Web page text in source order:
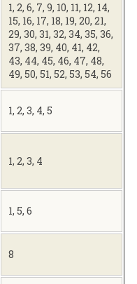
1, 2, 6, 7, 9, 10, 11, 12, 14,
15, 16, 17, 18, 19, 20, 21,
29, 30, 31, 32, 34, 35, 36,
37, 38, 39, 40, 41, 42,
43, 44, 45, 46, 47, 48,
49, 50, 51, 52, 53, 54, 56
1, 2, 3, 4, 5
1, 2, 3, 4
1, 5, 6
8